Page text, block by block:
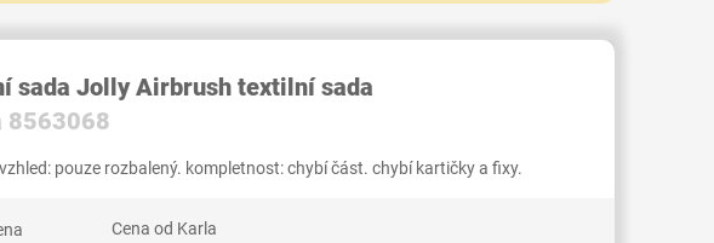
sada Jolly Airbrush textilní sada
8563068
vzhled: pouze rozbalený. kompletnost: chybí část. chybí kartičky a fixy.
Cena od Karla